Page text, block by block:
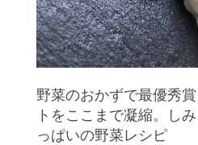
野菜のおかずで最優秀
トをここまで凝縮。し
っぱいの野菜レシピ